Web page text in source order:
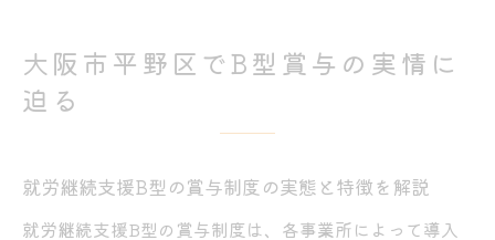
方
就労継続支援B型の工賃増の秘訣を解説
大阪市平野区でB型賞与の実情に
迫る
就労継続支援B型の賞与制度の実態と特徴を解説
就労継続支援B型の賞与制度は、各事業所によって導入